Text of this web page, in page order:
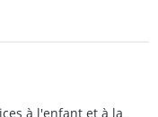
à l'enfant et à la